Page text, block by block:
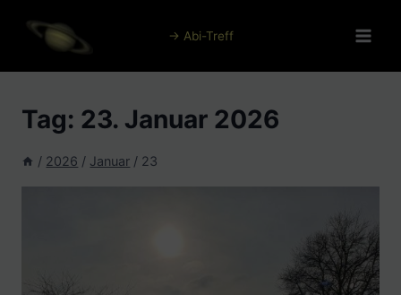
Inhalt
→ Abi-Treff
Tag: 23. Januar 2026
/ 2026 / Januar / 23